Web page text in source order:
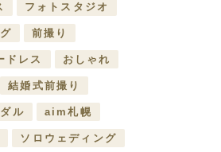
フォトスタジオ
前撮り
ドレス おしゃれ
結婚式前撮り
ル aim札幌
ソロウェディング